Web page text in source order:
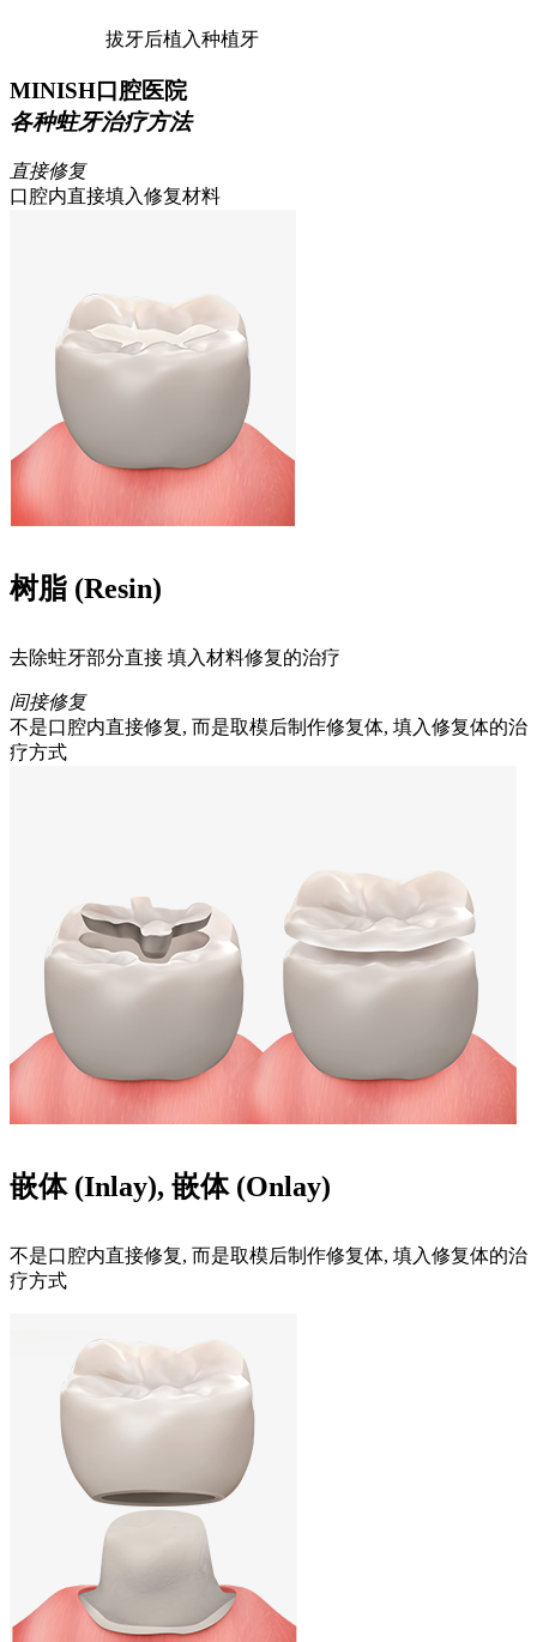
拔牙后植入种植牙
MINISH口腔医院
各种蛀牙治疗方法
直接修复
口腔内直接填入修复材料
树脂 (Resin)
去除蛀牙部分直接 填入材料修复的治疗
间接修复
不是口腔内直接修复, 而是取模后制作修复体, 填入修复体的治
疗方式
嵌体 (Inlay), 嵌体 (Onlay)
不是口腔内直接修复, 而是取模后制作修复体, 填入修复体的治
疗方式